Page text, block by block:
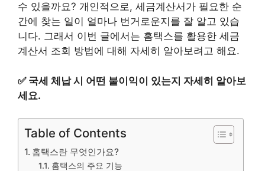
수 있을까요? 개인적으로, 세금계산서가 필요한 순
간에 찾는 일이 얼마나 번거로운지를 잘 알고 있습
니다. 그래서 이번 글에서는 홈택스를 활용한 세금
계산서 조회 방법에 대해 자세히 알아보려고 해요.
✅ 국세 체납 시 어떤 불이익이 있는지 자세히 알아보
세요.
Table of Contents
홈택스란 무엇인가요?
홈택스의 주요 기능